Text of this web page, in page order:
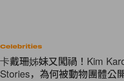
Celebrities
卡戴珊姊妹又闖禍！Kim
Stories，為何被動物團體公